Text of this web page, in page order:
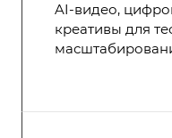
AI-видео,
креативы для